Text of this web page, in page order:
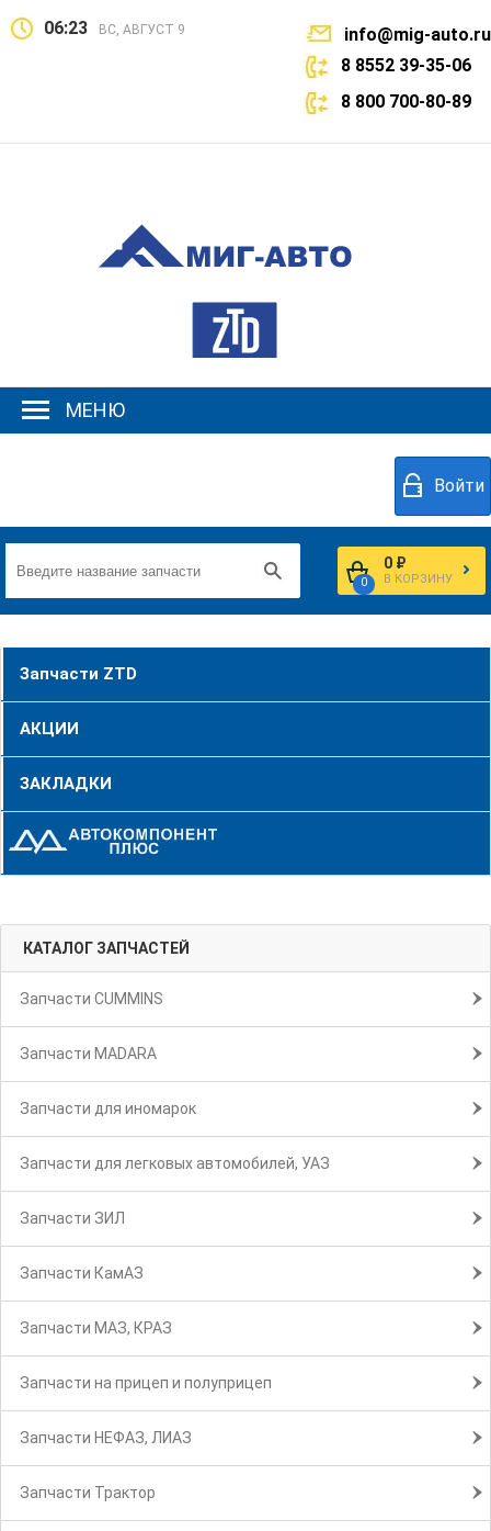
06:23 ВС, АВГУСТ 9
info@mig-auto.ru
8 8552 39-35-06
8 800 700-80-89
МЕНЮ
Войти
0
0 ₽
В КОРЗИНУ
Запчасти ZTD
АКЦИИ
ЗАКЛАДКИ
КАТАЛОГ ЗАПЧАСТЕЙ
Запчасти CUMMINS
Запчасти MADARA
Запчасти для иномарок
Запчасти для легковых автомобилей, УАЗ
Запчасти ЗИЛ
Запчасти КамАЗ
Запчасти МАЗ, КРАЗ
Запчасти на прицеп и полуприцеп
Запчасти НЕФАЗ, ЛИАЗ
Запчасти Трактор